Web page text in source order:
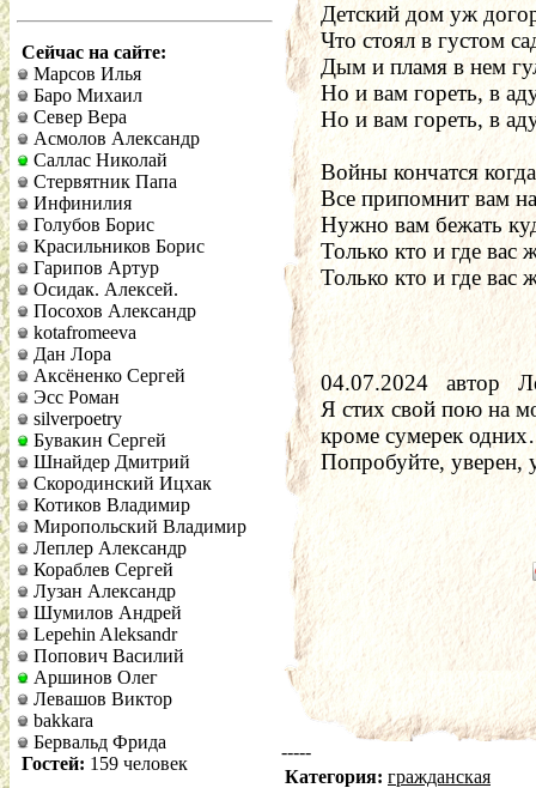
Сейчас на сайте:
Марсов Илья
Баро Михаил
Север Вера
Асмолов Александр
Саллас Николай
Стервятник Папа
Инфинилия
Голубов Борис
Красильников Борис
Гарипов Артур
Осидак. Алексей.
Посохов Александр
kotafromeeva
Дан Лора
Аксёненко Сергей
Эсс Роман
silverpoetry
Бувакин Сергей
Шнайдер Дмитрий
Скородинский Ицхак
Котиков Владимир
Миропольский Владимир
Леплер Александр
Кораблев Сергей
Лузан Александр
Шумилов Андрей
Lepehin Aleksandr
Попович Василий
Аршинов Олег
Левашов Виктор
bakkara
Бервальд Фрида
Гостей: 159 человек
Детский дом уж
Что стоял в густом
Дым и пламя в нем
Но и вам гореть, в
Войны кончатся
Все припомнит
Нужно вам
Только кто и где вас
Только кто и где вас
04.07.2024   автор
Я стих свой пою на
кроме сумерек
Попробуйте, уверен,
-----
Категория: гражданская